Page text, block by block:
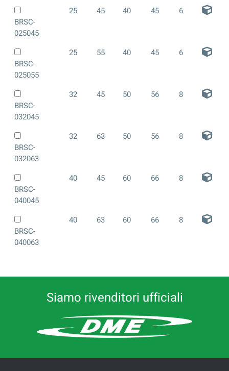
BRSC-
025045
25 45 40 45 6
BRSC-
025055
25 55 40 45 6
BRSC-
032045
32 45 50 56 8
BRSC-
032063
32 63 50 56 8
BRSC-
040045
40 45 60 66 8
BRSC-
040063
40 63 60 66 8
Siamo rivenditori ufficiali